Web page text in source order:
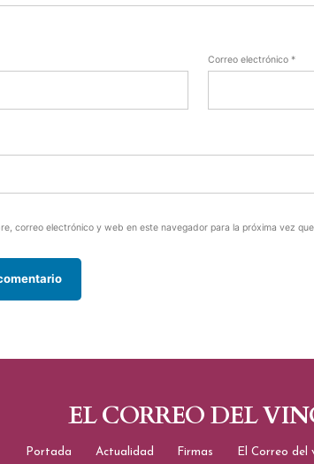
Correo electrónico *
correo electrónico y web en este navegador para la próxima vez
EL CORREO DEL
Portada Actualidad Firmas El Correo del